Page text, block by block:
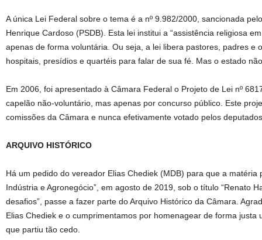
A única Lei Federal sobre o tema é a nº 9.982/2000, sancionada
Henrique Cardoso (PSDB). Esta lei institui a “assistência religiosa
apenas de forma voluntária. Ou seja, a lei libera pastores, padres e
hospitais, presídios e quartéis para falar de sua fé. Mas o estado
Em 2006, foi apresentado à Câmara Federal o Projeto de Lei nº
capelão não-voluntário, mas apenas por concurso público. Este
comissões da Câmara e nunca efetivamente votado pelos
ARQUIVO HISTÓRICO
Há um pedido do vereador Elias Chediek (MDB) para que a matéria
Indústria e Agronegócio”, em agosto de 2019, sob o título “Renato
desafios”, passe a fazer parte do Arquivo Histórico da Câmara.
Elias Chediek e o cumprimentamos por homenagear de forma justa
que partiu tão cedo.